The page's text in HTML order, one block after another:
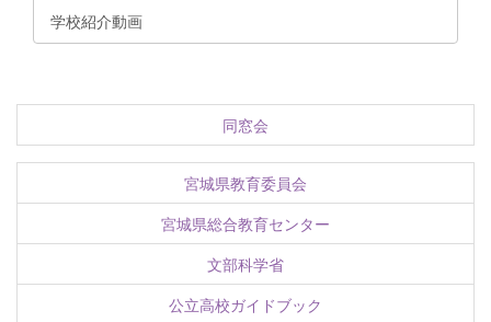
学校紹介動画
同窓会
宮城県教育委員会
宮城県総合教育センター
文部科学省
公立高校ガイドブック